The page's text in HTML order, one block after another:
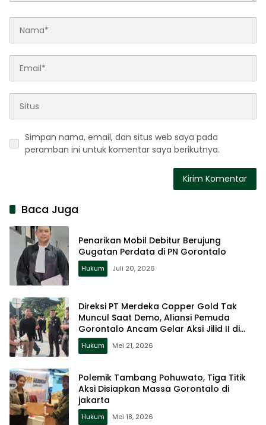
Simpan nama, email, dan situs web saya pada
peramban ini untuk komentar saya berikutnya.
Baca Juga
Penarikan Mobil Debitur Berujung
Gugatan Perdata di PN Gorontalo
Hukum Juli 20, 2026
Direksi PT Merdeka Copper Gold Tak
Muncul Saat Demo, Aliansi Pemuda
Gorontalo Ancam Gelar Aksi Jilid II di
jakarta
Hukum Mei 21, 2026
Polemik Tambang Pohuwato, Tiga Titik
Aksi Disiapkan Massa Gorontalo di
jakarta
Hukum Mei 18, 2026